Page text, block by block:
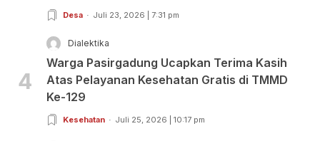
Desa Juli 23, 2026 | 7:31 pm
4
Dialektika
Warga Pasirgadung Ucapkan Terima Kasih
Atas Pelayanan Kesehatan Gratis di TMMD
Ke-129
Kesehatan Juli 25, 2026 | 10:17 pm